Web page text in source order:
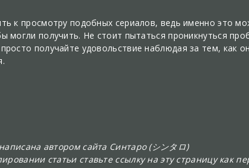
к просмотру подобных сериалов, ведь именно это
могли получить. Не стоит пытаться проникнуться
получайте удовольствие наблюдая за тем, как
автором сайта Синтаро (シンタロ)
статьи ставьте ссылку на эту страницу как